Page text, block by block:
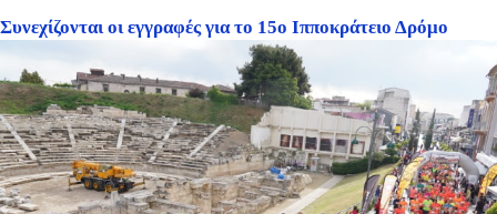
Συνεχίζονται οι εγγραφές για το 15ο Ιπποκράτειο Δρόμο